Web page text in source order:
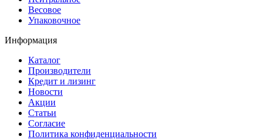
Весовое
Упаковочное
Информация
Каталог
Производители
Кредит и лизинг
Новости
Акции
Статьи
Согласие
Политика конфиденциальности